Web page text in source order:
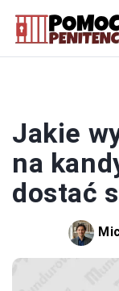
Jakie
na
dostać